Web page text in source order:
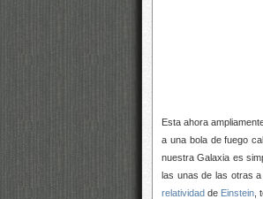
Esta ahora
a una bola de fuego
nuestra Galaxia es
las unas de las otras
relatividad de Einstein